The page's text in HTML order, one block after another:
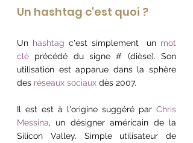
Un hashtag c'est quoi ?
Un hashtag c'est simplement  un mot
clé précédé du signe # (dièse). Son
utilisation est apparue dans la sphère
des réseaux sociaux dès 2007.
Il est est à l'origine suggéré par Chris
Messina, un désigner américain de la